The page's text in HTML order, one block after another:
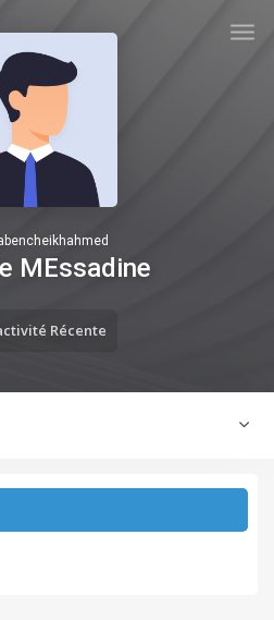
MEssadine
Récente